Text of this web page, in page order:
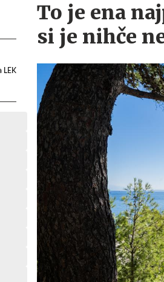
LEK
To je ena
si je nihče